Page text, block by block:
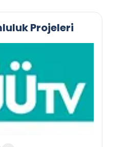
Projeleri